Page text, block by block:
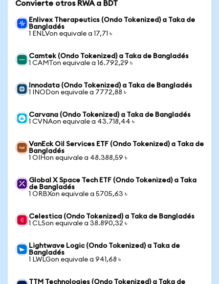
Convierte otros RWA a BDT
Enlivex Therapeutics (Ondo Tokenized) a Taka de
Bangladés
1 ENLVon equivale a 17,71 ৳
Camtek (Ondo Tokenized) a Taka de Bangladés
1 CAMTon equivale a 16.792,29 ৳
Innodata (Ondo Tokenized) a Taka de Bangladés
1 INODon equivale a 7772,88 ৳
Carvana (Ondo Tokenized) a Taka de Bangladés
1 CVNAon equivale a 43.718,44 ৳
VanEck Oil Services ETF (Ondo Tokenized) a Taka de
Bangladés
1 OIHon equivale a 48.388,59 ৳
Global X Space Tech ETF (Ondo Tokenized) a Taka
de Bangladés
1 ORBXon equivale a 5705,63 ৳
Celestica (Ondo Tokenized) a Taka de Bangladés
1 CLSon equivale a 38.890,32 ৳
Lightwave Logic (Ondo Tokenized) a Taka de
Bangladés
1 LWLGon equivale a 941,68 ৳
TTM Technologies (Ondo Tokenized) a Taka de